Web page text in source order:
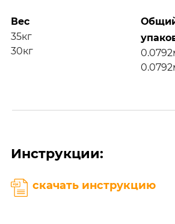
Вес
35кг
30кг
Инструкции:
скачать инструкцию